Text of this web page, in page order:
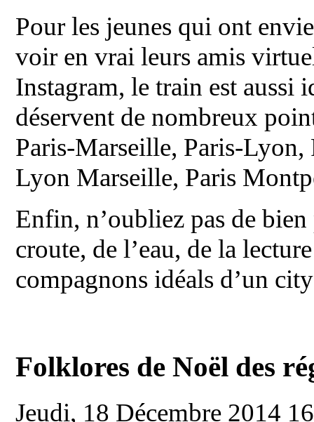
Pour les jeunes qui ont
voir en vrai leurs amis
Instagram, le train est aussi
déservent de nombreux
Paris-Marseille, Paris-
Lyon Marseille, Paris
Enfin, n’oubliez pas de
croute, de l’eau, de la
compagnons idéals d’un
Folklores de Noël des
Jeudi, 18 Décembre 2014